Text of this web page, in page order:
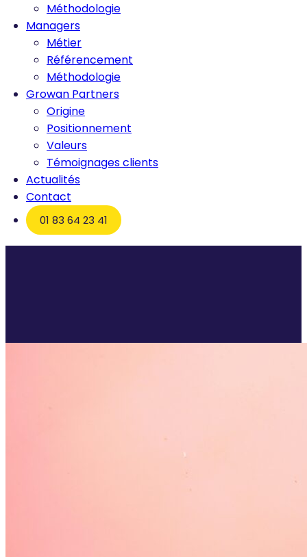
Méthodologie
Managers
Métier
Référencement
Méthodologie
Growan Partners
Origine
Positionnement
Valeurs
Témoignages clients
Actualités
Contact
01 83 64 23 41